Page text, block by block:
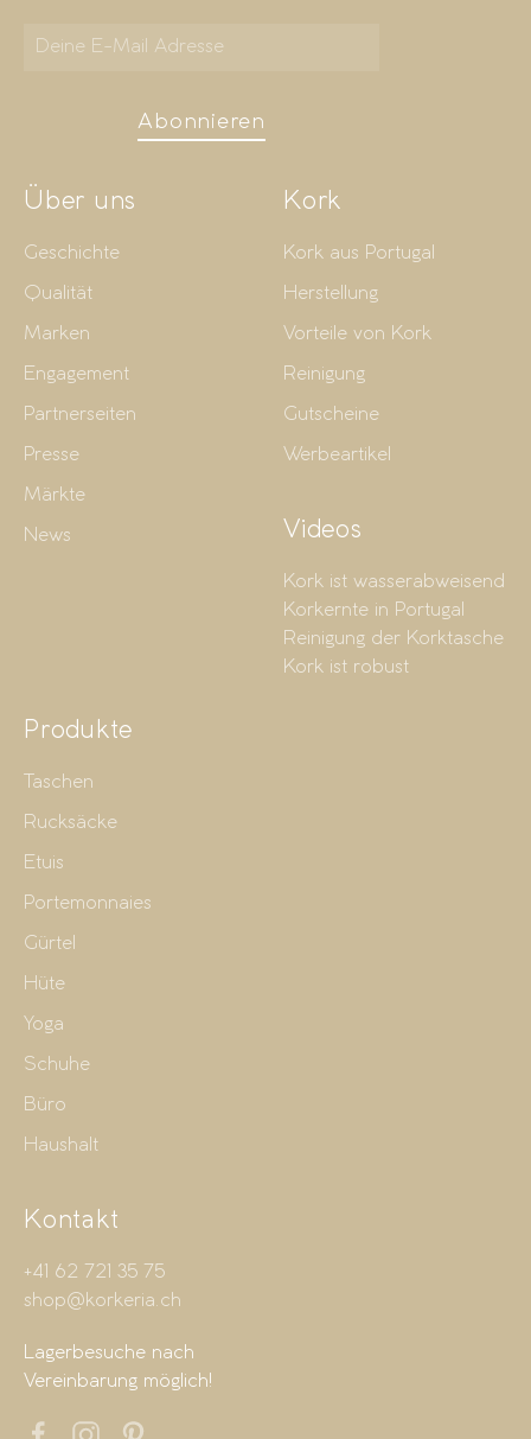
Abonnieren
Über uns
Geschichte
Qualität
Marken
Engagement
Partnerseiten
Presse
Märkte
News
Kork
Kork aus Portugal
Herstellung
Vorteile von Kork
Reinigung
Gutscheine
Werbeartikel
Videos
Kork ist wasserabweisend
Korkernte in Portugal
Reinigung der Korktasche
Kork ist robust
Produkte
Taschen
Rucksäcke
Etuis
Portemonnaies
Gürtel
Hüte
Yoga
Schuhe
Büro
Haushalt
Kontakt
+41 62 721 35 75
shop@korkeria.ch
Lagerbesuche nach
Vereinbarung möglich!